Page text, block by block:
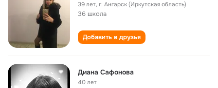
39 лет,г. Ангарск (Иркутская область)
36 школа
Добавить в друзья
Диана Сафонова
40 лет